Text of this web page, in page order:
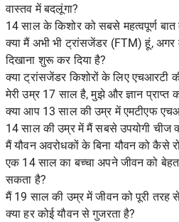
वास्तव में बदलूंगा?
14 साल के किशोर को सबसे महत्वपूर्ण बात
क्या मैं अभी भी ट्रांसजेंडर (FTM) हूं, अगर
दिखाना शुरू कर दिया है?
क्या ट्रांसजेंडर किशोरों के लिए एचआरटी
मेरी उम्र 17 साल है, मुझे और ज्ञान प्राप्त
क्या आप 13 साल की उम्र में एमटीएफ
14 साल की उम्र में मैं सबसे उपयोगी चीज
मैं यौवन अवरोधकों के बिना यौवन को कैसे
एक 14 साल का बच्चा अपने जीवन को
सकता है?
मैं 19 साल की उम्र में जीवन को पूरी
क्या हर कोई यौवन से गुजरता है?